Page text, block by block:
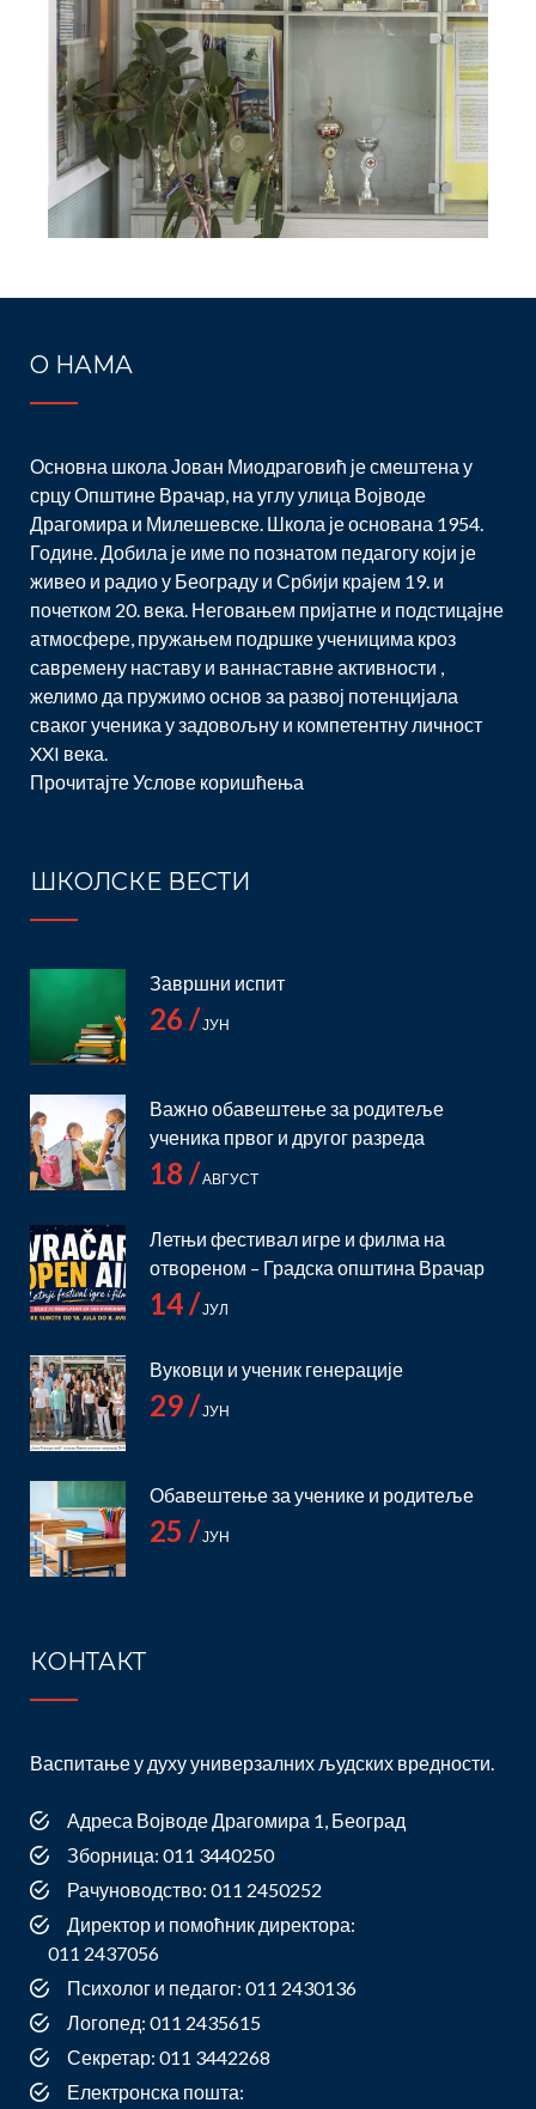
О НАМА
Основна школа Јован Миодраговић је смештена у
срцу Општине Врачар, на углу улица Војводе
Драгомира и Милешевске. Школа је основана 1954.
Године. Добила је име по познатом педагогу који је
живео и радио у Београду и Србији крајем 19. и
почетком 20. века. Неговањем пријатне и подстицајне
атмосфере, пружањем подршке ученицима кроз
савремену наставу и ваннаставне активности ,
желимо да пружимо основ за развој потенцијала
сваког ученика у задовољну и компетентну личност
XXI века.
ПрочитајтеУслове коришћења
ШКОЛСКЕ ВЕСТИ
Завршни испит
26 /ЈУН
Важно обавештење за родитеље
ученика првог и другог разреда
18 /АВГУСТ
Летњи фестивал игре и филма на
отвореном – Градска општина Врачар
14 /ЈУЛ
Вуковци и ученик генерације
29 /ЈУН
Обавештење за ученике и родитеље
25 /ЈУН
КОНТАКТ
Васпитање у духу универзалних људских вредности.
Адреса Војводе Драгомира 1, Београд
Зборница: 011 3440250
Рачуноводство: 011 2450252
Директор и помоћник директора:
011 2437056
Психолог и педагог: 011 2430136
Логопед: 011 2435615
Секретар: 011 3442268
Електронска пошта: